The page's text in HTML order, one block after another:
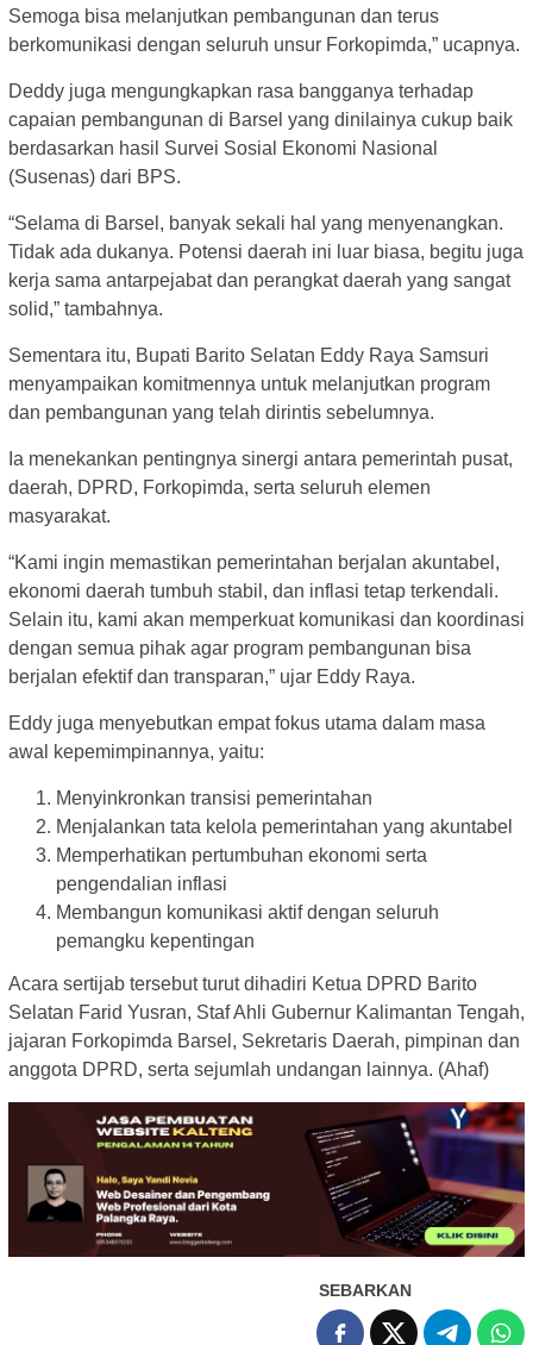
Semoga bisa melanjutkan pembangunan dan terus
berkomunikasi dengan seluruh unsur Forkopimda,” ucapnya.
Deddy juga mengungkapkan rasa bangganya terhadap
capaian pembangunan di Barsel yang dinilainya cukup baik
berdasarkan hasil Survei Sosial Ekonomi Nasional
(Susenas) dari BPS.
“Selama di Barsel, banyak sekali hal yang menyenangkan.
Tidak ada dukanya. Potensi daerah ini luar biasa, begitu juga
kerja sama antarpejabat dan perangkat daerah yang sangat
solid,” tambahnya.
Sementara itu, Bupati Barito Selatan Eddy Raya Samsuri
menyampaikan komitmennya untuk melanjutkan program
dan pembangunan yang telah dirintis sebelumnya.
Ia menekankan pentingnya sinergi antara pemerintah pusat,
daerah, DPRD, Forkopimda, serta seluruh elemen
masyarakat.
“Kami ingin memastikan pemerintahan berjalan akuntabel,
ekonomi daerah tumbuh stabil, dan inflasi tetap terkendali.
Selain itu, kami akan memperkuat komunikasi dan koordinasi
dengan semua pihak agar program pembangunan bisa
berjalan efektif dan transparan,” ujar Eddy Raya.
Eddy juga menyebutkan empat fokus utama dalam masa
awal kepemimpinannya, yaitu:
Menyinkronkan transisi pemerintahan
Menjalankan tata kelola pemerintahan yang akuntabel
Memperhatikan pertumbuhan ekonomi serta
pengendalian inflasi
Membangun komunikasi aktif dengan seluruh
pemangku kepentingan
Acara sertijab tersebut turut dihadiri Ketua DPRD Barito
Selatan Farid Yusran, Staf Ahli Gubernur Kalimantan Tengah,
jajaran Forkopimda Barsel, Sekretaris Daerah, pimpinan dan
anggota DPRD, serta sejumlah undangan lainnya. (Ahaf)
SEBARKAN